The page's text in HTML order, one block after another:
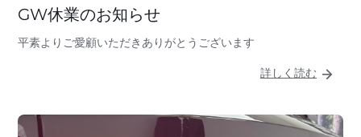
GW休業のお知らせ
平素よりご愛顧いただきありがとうございます
詳しく読む